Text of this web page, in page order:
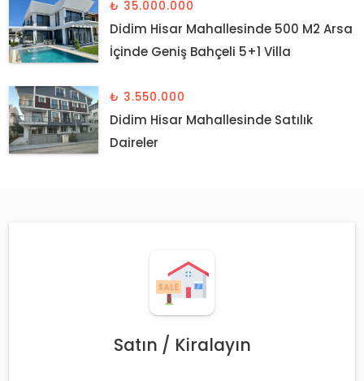
₺ 35.000.000
Didim Hisar Mahallesinde 500 M2 Arsa
İçinde Geniş Bahçeli 5+1 Villa
₺ 3.550.000
Didim Hisar Mahallesinde Satılık
Daireler
Satın / Kiralayın